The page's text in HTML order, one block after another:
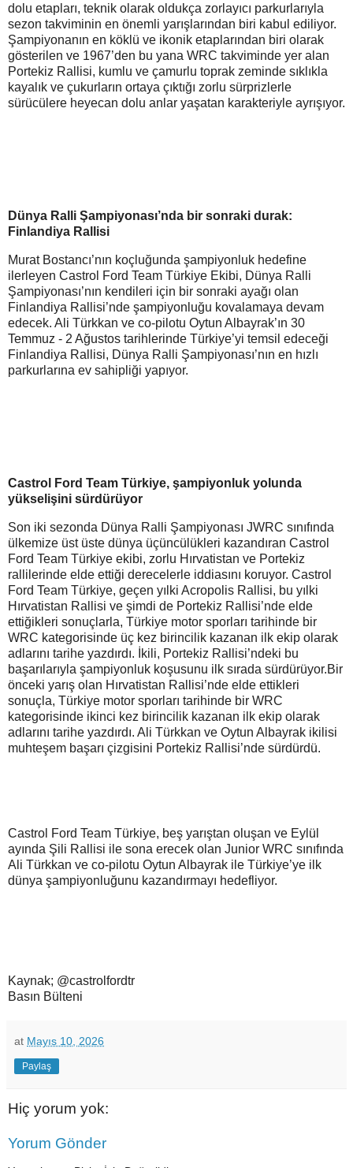
dolu etapları, teknik olarak oldukça zorlayıcı parkurlarıyla
sezon takviminin en önemli yarışlarından biri kabul ediliyor.
Şampiyonanın en köklü ve ikonik etaplarından biri olarak
gösterilen ve 1967’den bu yana WRC takviminde yer alan
Portekiz Rallisi, kumlu ve çamurlu toprak zeminde sıklıkla
kayalık ve çukurların ortaya çıktığı zorlu sürprizlerle
sürücülere heyecan dolu anlar yaşatan karakteriyle ayrışıyor.
Dünya Ralli Şampiyonası’nda bir sonraki durak:
Finlandiya Rallisi
Murat Bostancı’nın koçluğunda şampiyonluk hedefine
ilerleyen Castrol Ford Team Türkiye Ekibi, Dünya Ralli
Şampiyonası’nın kendileri için bir sonraki ayağı olan
Finlandiya Rallisi’nde şampiyonluğu kovalamaya devam
edecek. Ali Türkkan ve co-pilotu Oytun Albayrak’ın 30
Temmuz - 2 Ağustos tarihlerinde Türkiye’yi temsil edeceği
Finlandiya Rallisi, Dünya Ralli Şampiyonası’nın en hızlı
parkurlarına ev sahipliği yapıyor.
Castrol Ford Team Türkiye, şampiyonluk yolunda
yükselişini sürdürüyor
Son iki sezonda Dünya Ralli Şampiyonası JWRC sınıfında
ülkemize üst üste dünya üçüncülükleri kazandıran Castrol
Ford Team Türkiye ekibi, zorlu Hırvatistan ve Portekiz
rallilerinde elde ettiği derecelerle iddiasını koruyor. Castrol
Ford Team Türkiye, geçen yılki Acropolis Rallisi, bu yılki
Hırvatistan Rallisi ve şimdi de Portekiz Rallisi’nde elde
ettiğikleri sonuçlarla, Türkiye motor sporları tarihinde bir
WRC kategorisinde üç kez birincilik kazanan ilk ekip olarak
adlarını tarihe yazdırdı. İkili, Portekiz Rallisi’ndeki bu
başarılarıyla şampiyonluk koşusunu ilk sırada sürdürüyor.Bir
önceki yarış olan Hırvatistan Rallisi’nde elde ettikleri
sonuçla, Türkiye motor sporları tarihinde bir WRC
kategorisinde ikinci kez birincilik kazanan ilk ekip olarak
adlarını tarihe yazdırdı. Ali Türkkan ve Oytun Albayrak ikilisi
muhteşem başarı çizgisini Portekiz Rallisi’nde sürdürdü.
Castrol Ford Team Türkiye, beş yarıştan oluşan ve Eylül
ayında Şili Rallisi ile sona erecek olan Junior WRC sınıfında
Ali Türkkan ve co-pilotu Oytun Albayrak ile Türkiye’ye ilk
dünya şampiyonluğunu kazandırmayı hedefliyor.
Kaynak; @castrolfordtr
Basın Bülteni
at Mayıs 10, 2026
Paylaş
Hiç yorum yok:
Yorum Gönder